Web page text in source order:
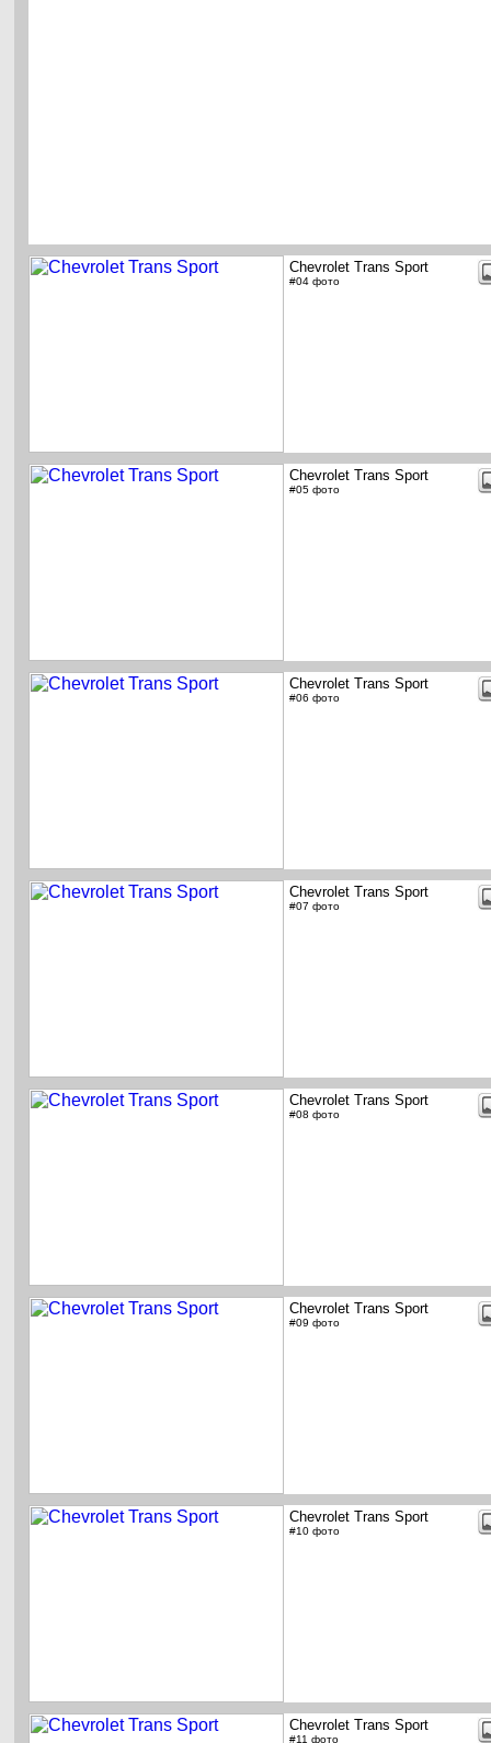
Chevrolet Trans Sport
#04 фото
Chevrolet Trans Sport
#05 фото
Chevrolet Trans Sport
#06 фото
Chevrolet Trans Sport
#07 фото
Chevrolet Trans Sport
#08 фото
Chevrolet Trans Sport
#09 фото
Chevrolet Trans Sport
#10 фото
Chevrolet Trans Sport
#11 фото